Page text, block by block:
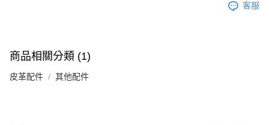
客服
商品相關分類 (1)
皮革配件 其他配件